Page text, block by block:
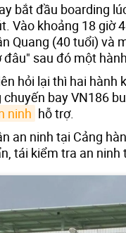
bắt đầu boarding
Vào khoảng 18 giờ
Quang (40 tuổi) và
đâu" sau đó một
hỏi lại thì hai hành
bay VN186
ninh hỗ trợ.
an ninh tại Cảng
tái kiểm tra an ninh